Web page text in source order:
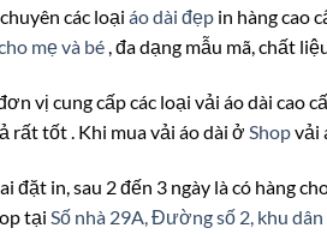
chuyên các loại áo dài đẹp in hàng cao
mẹ và bé , đa dạng mẫu mã, chất
vị cung cấp các loại vải áo dài cao
rất tốt . Khi mua vải áo dài ở Shopvải
đặt in, sau 2 đến 3 ngày là có hàng
tại Số nhà 29A, Đường số 2, khu